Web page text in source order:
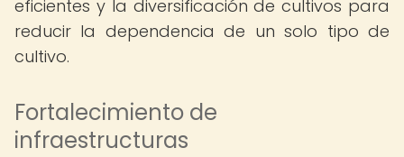
eficientes y la diversificación de cultivos para
reducir la dependencia de un solo tipo de
cultivo.
Fortalecimiento de
infraestructuras